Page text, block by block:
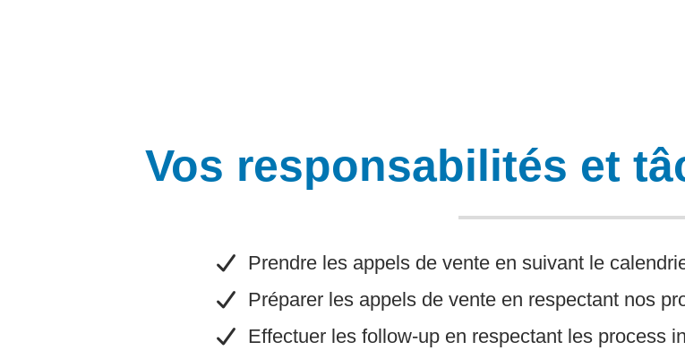
Vos responsabilités et
​Prendre les appels de vente en suivant le
​Préparer les appels de vente en respectant nos
​Effectuer les follow-up en respectant les process